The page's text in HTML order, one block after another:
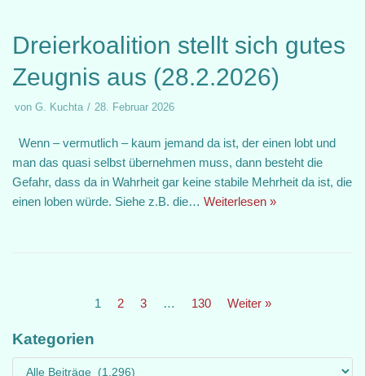
Dreierkoalition stellt sich gutes
Zeugnis aus (28.2.2026)
von G. Kuchta 28. Februar 2026
Wenn – vermutlich – kaum jemand da ist, der einen lobt und
man das quasi selbst übernehmen muss, dann besteht die
Gefahr, dass da in Wahrheit gar keine stabile Mehrheit da ist, die
einen loben würde. Siehe z.B. die… Weiterlesen »
1 2 3 … 130 Weiter »
Kategorien